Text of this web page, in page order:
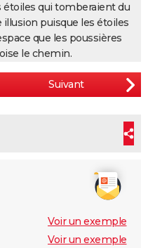
qui tomberaient du
puisque les étoiles
que les poussières
le chemin.
Voir un exemple
Voir un exemple